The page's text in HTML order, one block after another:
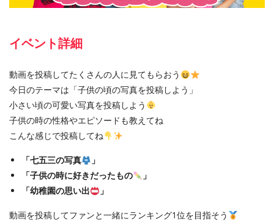
イベント詳細
動画を投稿してたくさんの人に見てもらおう
今日のテーマは「子供の頃の写真を投稿しよう」
小さい頃の可愛い写真を投稿しよう
子供の時の性格やエピソードも教えてね
こんな感じで投稿してね
「七五三の写真
」
「子供の時に好きだったもの
」
「幼稚園の思い出
」
動画を投稿してファンと一緒にランキング1位を目指そう